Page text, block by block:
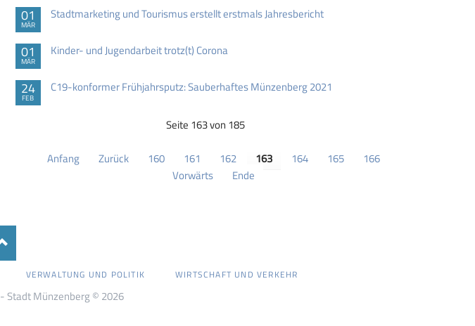
01
MÄR
Stadtmarketing und Tourismus erstellt erstmals Jahresbericht
01
MÄR
Kinder- und Jugendarbeit trotz(t) Corona
24
FEB
C19-konformer Frühjahrsputz: Sauberhaftes Münzenberg 2021
Seite 163 von 185
Anfang Zurück 160 161 162 163 164 165
166
Vorwärts
Ende
VERWALTUNG UND POLITIK WIRTSCHAFT UND VERKEHR
- Stadt Münzenberg © 2026